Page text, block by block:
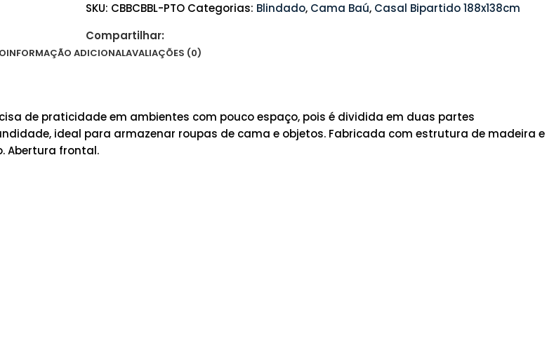
SKU: CBBCBBL-PTO Categorias: Blindado, Cama Baú, Casal Bipartido 188x138cm
Compartilhar:
INFORMAÇÃO ADICIONALAVALIAÇÕES (0)
de praticidade em ambientes com pouco espaço, pois é dividida em duas partes
ideal para armazenar roupas de cama e objetos. Fabricada com estrutura de madeira e
Abertura frontal.